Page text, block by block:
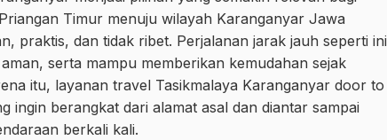
Timur menuju wilayah Karanganyar Jawa
praktis, dan tidak ribet. Perjalanan jarak jauh seperti ini
serta mampu memberikan kemudahan sejak
itu, layanan travel Tasikmalaya Karanganyar door to
ingin berangkat dari alamat asal dan diantar sampai
berkali kali.